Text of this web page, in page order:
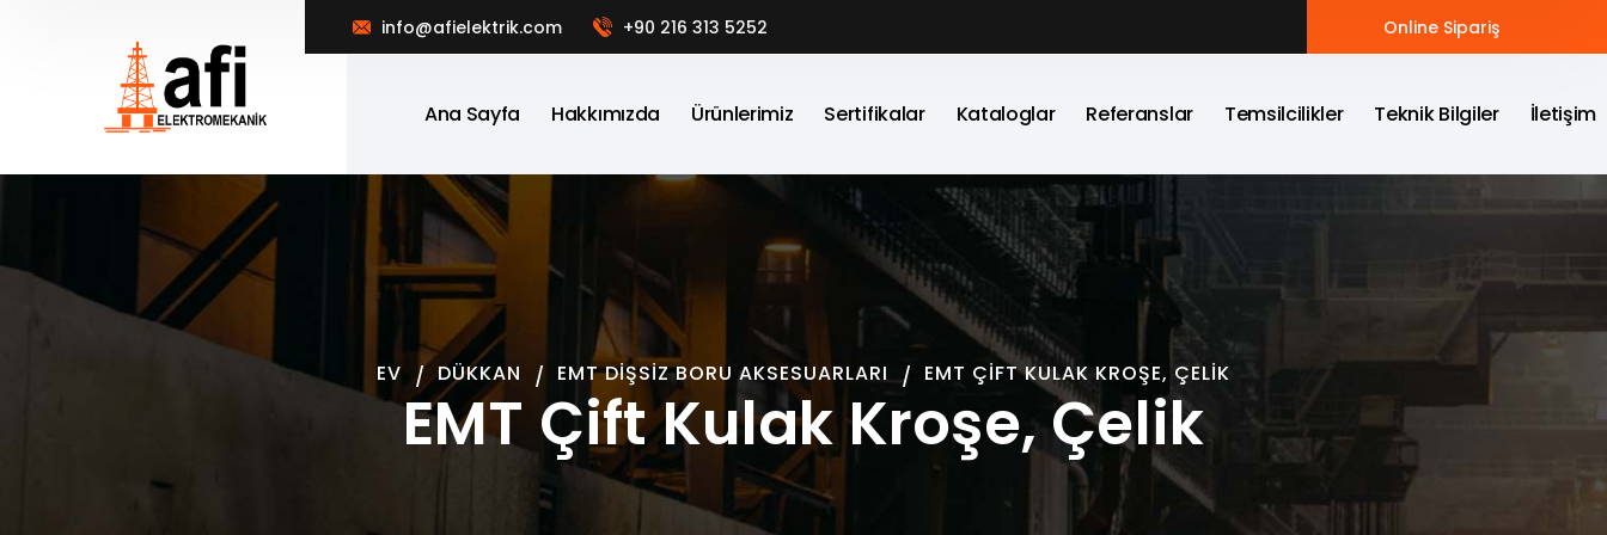
info@afielektrik.com +90 216 313 5252 Online Sipariş
Ana Sayfa Hakkımızda Ürünlerimiz Sertifikalar Kataloglar Referanslar Temsilcilikler Teknik Bilgiler İletişim
EMT Çift Kulak Kroşe, Çelik
EV DÜKKAN EMT DIŞSIZ BORU AKSESUARLARI EMT ÇIFT KULAK KROŞE, ÇELIK